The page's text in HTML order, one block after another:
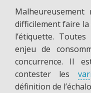
difficilement faire la
l’étiquette.
enjeu de
concurrence. Il
contester les
définition de